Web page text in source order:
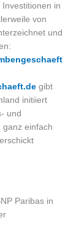
in
von
und
gibt
initiiert
und
ganz einfach
Paribas in